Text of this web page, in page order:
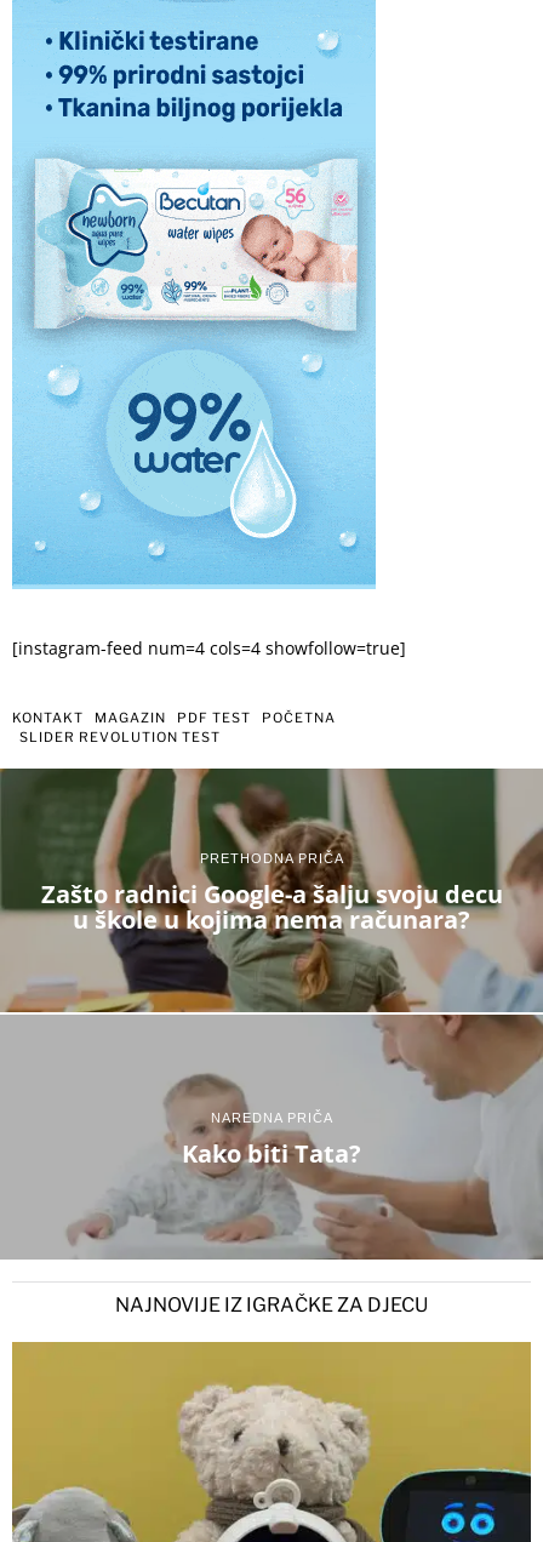
[instagram-feed num=4 cols=4 showfollow=true]
KONTAKT MAGAZIN PDF TEST
POČETNA
SLIDER REVOLUTION TEST
PRETHODNA PRIČA
Zašto radnici Google-a šalju svoju decu
u škole u kojima nema računara?
NAREDNA PRIČA
Kako biti Tata?
NAJNOVIJE IZ IGRAČKE ZA DJECU